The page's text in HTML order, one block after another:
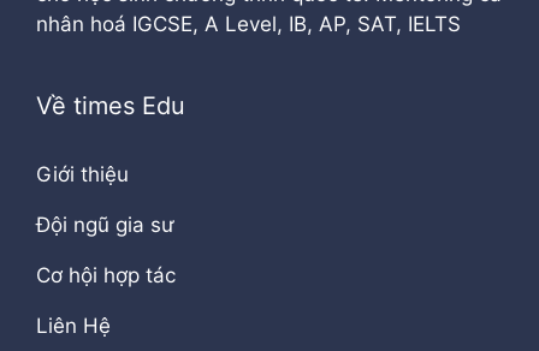
nhân hoá IGCSE, A Level, IB, AP, SAT, IELTS
Về times Edu
Giới thiệu
Đội ngũ gia sư
Cơ hội hợp tác
Liên Hệ